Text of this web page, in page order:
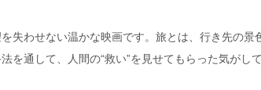
失わせない温かな映画です。旅とは、行き先の景
通して、人間の“救い”を見せてもらった気がして